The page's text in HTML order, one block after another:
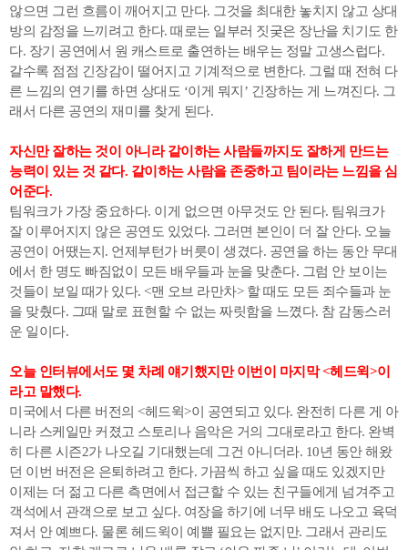
않으면 그런 흐름이 깨어지고 만다. 그것을 최대한 놓치지 않고 상대
방의 감정을 느끼려고 한다. 때로는 일부러 짓궂은 장난을 치기도 한
다. 장기 공연에서 원 캐스트로 출연하는 배우는 정말 고생스럽다.
갈수록 점점 긴장감이 떨어지고 기계적으로 변한다. 그럴 때 전혀 다
른 느낌의 연기를 하면 상대도 ‘이게 뭐지’ 긴장하는 게 느껴진다. 그
래서 다른 공연의 재미를 찾게 된다.
자신만 잘하는 것이 아니라 같이하는 사람들까지도 잘하게 만드는
능력이 있는 것 같다. 같이하는 사람을 존중하고 팀이라는 느낌을 심
어준다.
팀워크가 가장 중요하다. 이게 없으면 아무것도 안 된다. 팀워크가
잘 이루어지지 않은 공연도 있었다. 그러면 본인이 더 잘 안다. 오늘
공연이 어땠는지. 언제부턴가 버릇이 생겼다. 공연을 하는 동안 무대
에서 한 명도 빠짐없이 모든 배우들과 눈을 맞춘다. 그럼 안 보이는
것들이 보일 때가 있다. <맨 오브 라만차> 할 때도 모든 죄수들과 눈
을 맞췄다. 그때 말로 표현할 수 없는 짜릿함을 느꼈다. 참 감동스러
운 일이다.
오늘 인터뷰에서도 몇 차례 얘기했지만 이번이 마지막 <헤드윅>이
라고 말했다.
미국에서 다른 버전의 <헤드윅>이 공연되고 있다. 완전히 다른 게 아
니라 스케일만 커졌고 스토리나 음악은 거의 그대로라고 한다. 완벽
히 다른 시즌2가 나오길 기대했는데 그건 아니더라. 10년 동안 해왔
던 이번 버전은 은퇴하려고 한다. 가끔씩 하고 싶을 때도 있겠지만
이제는 더 젊고 다른 측면에서 접근할 수 있는 친구들에게 넘겨주고
객석에서 관객으로 보고 싶다. 여장을 하기에 너무 배도 나오고 육덕
져서 안 예쁘다. 물론 헤드윅이 예쁠 필요는 없지만. 그래서 관리도